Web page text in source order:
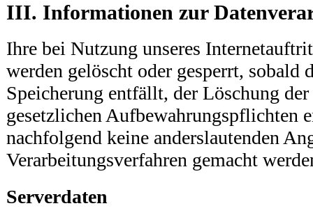
III. Informationen zur
Ihre bei Nutzung unseres
werden gelöscht oder gesperrt, sobald
Speicherung entfällt, der Löschung
gesetzlichen Aufbewahrungspflichten
nachfolgend keine anderslautenden
Verarbeitungsverfahren gemacht
Serverdaten